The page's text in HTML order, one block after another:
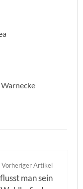
Vorheriger Artikel
man sein